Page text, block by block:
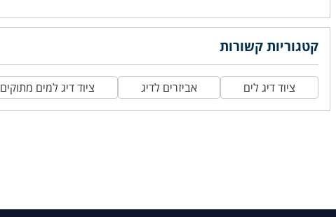
קטגוריות קשורות
ציוד דיג לים אביזרים לדיג ציוד דיג למים מתוקים